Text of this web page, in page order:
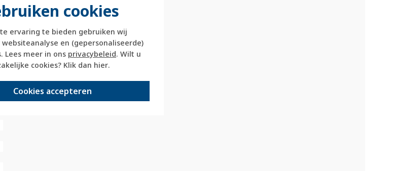
cookies
ervaring te bieden gebruiken wij
websiteanalyse en (gepersonaliseerde)
Lees meer in ons privacybeleid. Wilt u
cookies? Klik dan hier.
Cookies accepteren